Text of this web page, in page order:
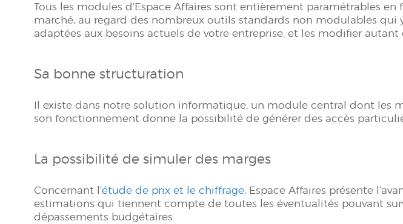
Tous les modules d’Espace Affaires sont entièrement paramétrables
marché, au regard des nombreux outils standards non modulables
adaptées aux besoins actuels de votre entreprise, et les modifier autant
Sa bonne structuration
Il existe dans notre solution informatique, un module central dont les
son fonctionnement donne la possibilité de générer des accès
La possibilité de simuler des marges
Concernant l’étude de prix et le chiffrage, Espace Affaires présente
estimations qui tiennent compte de toutes les éventualités pouvant
dépassements budgétaires.